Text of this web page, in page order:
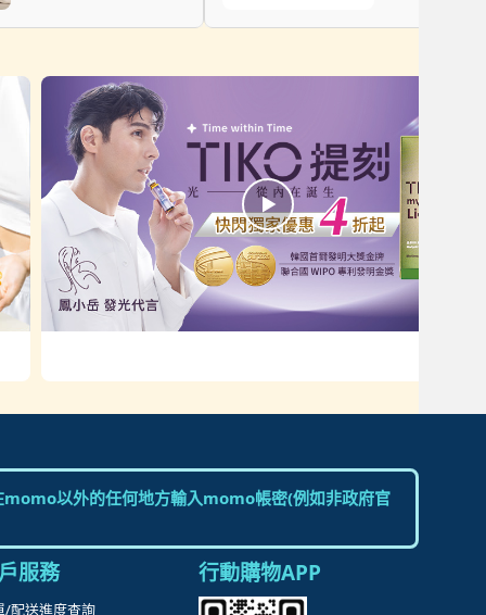
以外的任何地方輸入momo帳密(例如非政府官
服務
/配送進度查詢
行動購物APP